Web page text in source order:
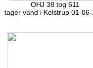
OHJ 38 tog 611
tager vand i Kelstrup 01-